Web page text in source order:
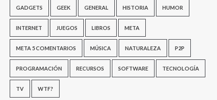
GADGETS GEEK GENERAL HISTORIA HUMOR
INTERNET JUEGOS LIBROS META
META 5 COMENTARIOS MÚSICA NATURALEZA P2P
PROGRAMACIÓN RECURSOS SOFTWARE TECNOLOGÍA
TV WTF?